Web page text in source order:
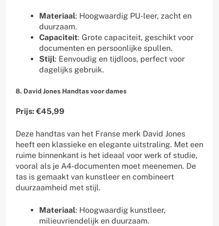
Materiaal: Hoogwaardig PU-leer, zacht en
duurzaam.
Capaciteit: Grote capaciteit, geschikt voor
documenten en persoonlijke spullen.
Stijl: Eenvoudig en tijdloos, perfect voor
dagelijks gebruik.
8. David Jones Handtas voor dames
Prijs: €45,99
Deze handtas van het Franse merk David Jones
heeft een klassieke en elegante uitstraling. Met een
ruime binnenkant is het ideaal voor werk of studie,
vooral als je A4-documenten moet meenemen. De
tas is gemaakt van kunstleer en combineert
duurzaamheid met stijl.
Materiaal: Hoogwaardig kunstleer,
milieuvriendelijk en duurzaam.